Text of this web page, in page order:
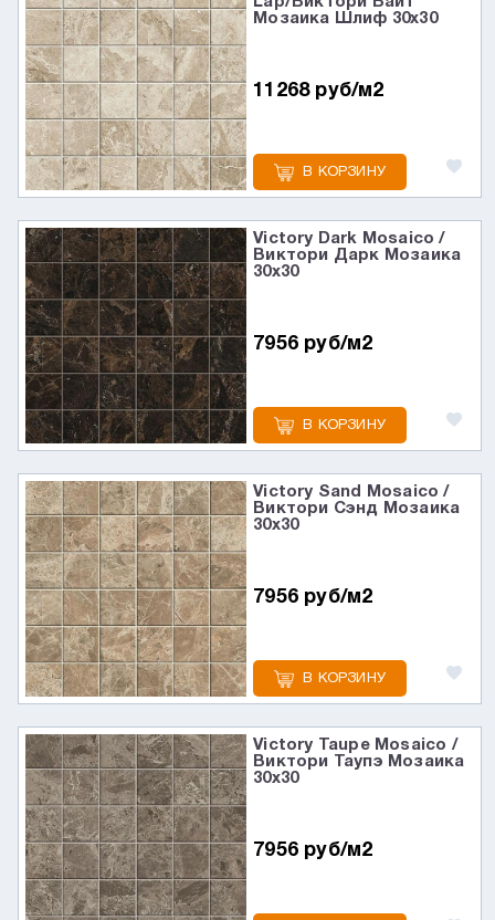
Мозаика Шлиф 30x30
11268 руб/м2
В КОРЗИНУ
Victory Dark Mosaico /
Виктори Дарк Мозаика
30x30
7956 руб/м2
В КОРЗИНУ
Victory Sand Mosaico /
Виктори Сэнд Мозаика
30x30
7956 руб/м2
В КОРЗИНУ
Victory Taupe Mosaico /
Виктори Таупэ Мозаика
30x30
7956 руб/м2